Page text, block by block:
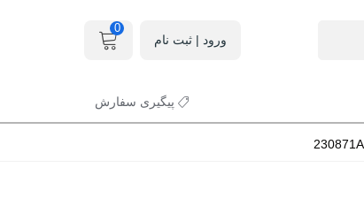
ورود | ثبت نام
0
پیگیری سفارش